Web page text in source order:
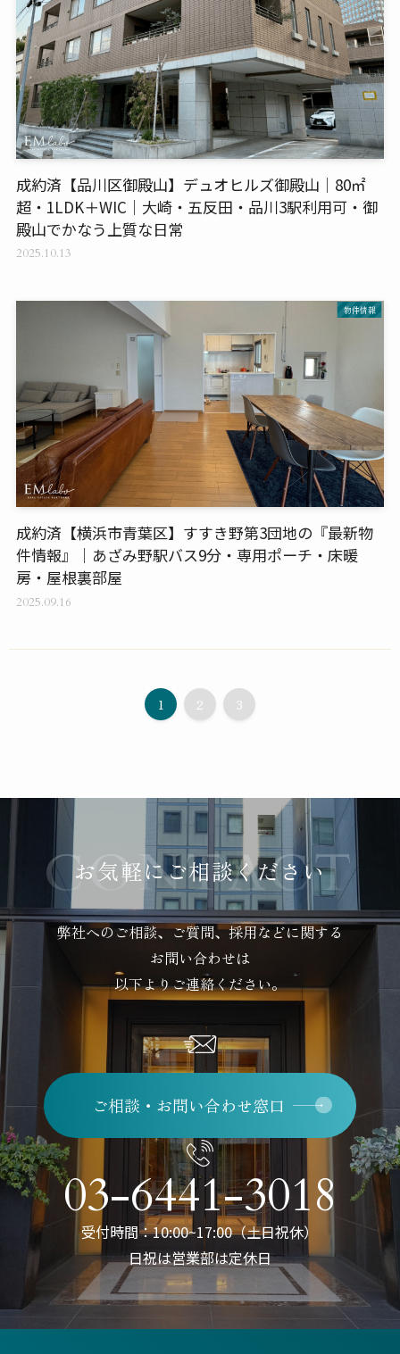
成約済【品川区御殿山】デュオヒルズ御殿山｜80㎡
超・1LDK＋WIC｜大崎・五反田・品川3駅利用可・御
殿山でかなう上質な日常
2025.10.13
物件情報
成約済【横浜市青葉区】すすき野第3団地の『最新物
件情報』｜あざみ野駅バス9分・専用ポーチ・床暖
房・屋根裏部屋
2025.09.16
1 2 3
お気軽にご相談ください
弊社へのご相談、ご質問、採用などに関する
お問い合わせは
以下よりご連絡ください。
ご相談・お問い合わせ窓口
03-6441-3018
受付時間：10:00~17:00（土日祝休）
日祝は営業部は定休日